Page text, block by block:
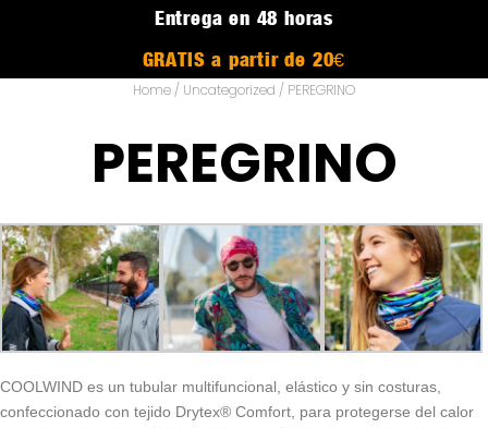
Entrega en 48 horas
GRATIS a partir de 20€
Home / Uncategorized / PEREGRINO
PEREGRINO
COOLWIND es un tubular multifuncional, elástico y sin costuras,
confeccionado con tejido Drytex® Comfort, para protegerse del calor